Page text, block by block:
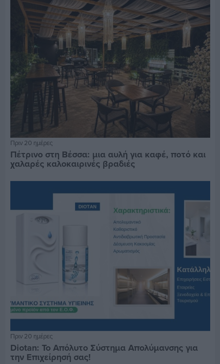
Πριν 20 ημέρες
Πέτρινο στη Βέσσα: μια αυλή για καφέ, ποτό και
χαλαρές καλοκαιρινές βραδιές
Πριν 20 ημέρες
Diotan: Το Απόλυτο Σύστημα Απολύμανσης για
την Επιχείρησή σας!